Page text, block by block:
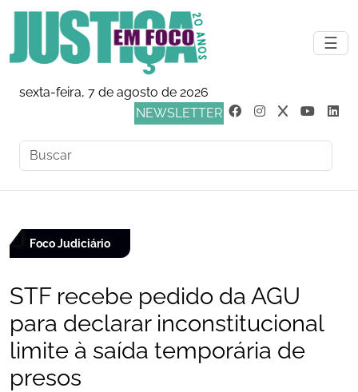
☰
sexta-feira, 7 de agosto de 2026
NEWSLETTER
Foco Judiciário
STF recebe pedido da AGU
para declarar inconstitucional
limite à saída temporária de
presos